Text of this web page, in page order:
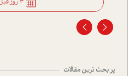
3 روز قبل
پر بحث ترین مقالات